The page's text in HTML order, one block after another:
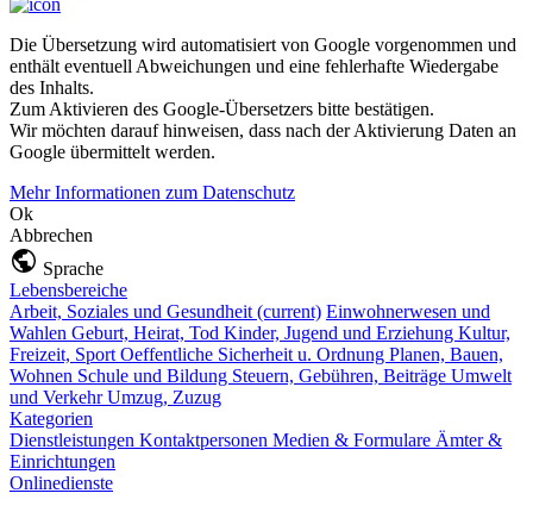
Die Übersetzung wird automatisiert von Google vorgenommen und
enthält eventuell Abweichungen und eine fehlerhafte Wiedergabe
des Inhalts.
Zum Aktivieren des Google-Übersetzers bitte bestätigen.
Wir möchten darauf hinweisen, dass nach der Aktivierung Daten an
Google übermittelt werden.
Mehr Informationen zum Datenschutz
Ok
Abbrechen
Sprache
Lebensbereiche
Arbeit, Soziales und Gesundheit (current) Einwohnerwesen und
Wahlen Geburt, Heirat, Tod Kinder, Jugend und Erziehung Kultur,
Freizeit, Sport Oeffentliche Sicherheit u. Ordnung Planen, Bauen,
Wohnen Schule und Bildung Steuern, Gebühren, Beiträge Umwelt
und VerkehrUmzug, Zuzug
Kategorien
Dienstleistungen Kontaktpersonen Medien & Formulare Ämter &
Einrichtungen
Onlinedienste